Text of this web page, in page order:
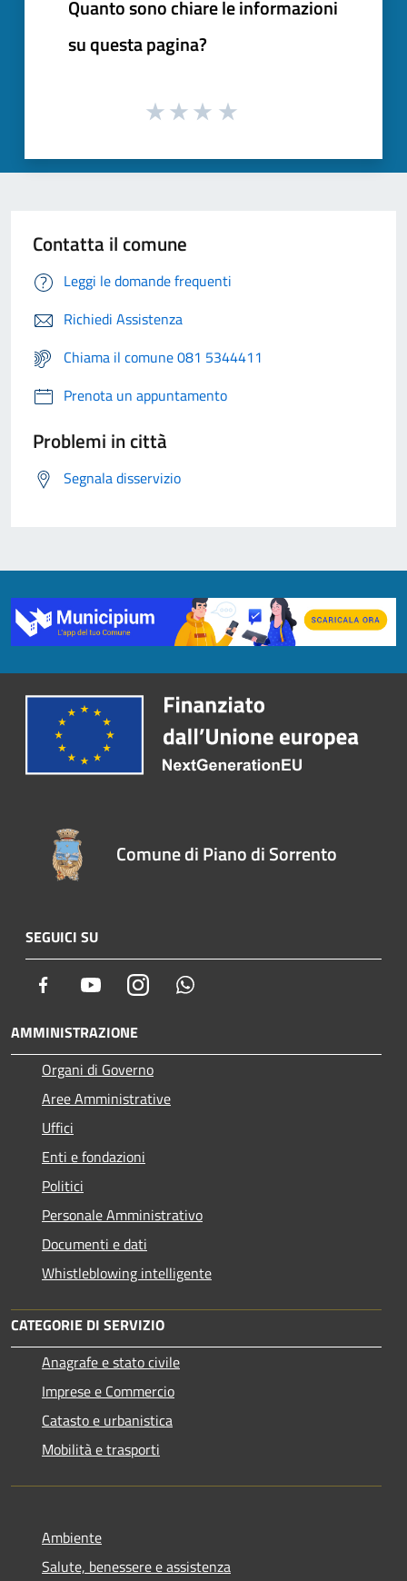
Quanto sono chiare le informazioni
su questa pagina?
Contatta il comune
Leggi le domande frequenti
Richiedi Assistenza
Chiama il comune 081 5344411
Prenota un appuntamento
Problemi in città
Segnala disservizio
Comune di Piano di Sorrento
SEGUICI SU
Facebook YoutubeInstagram
AMMINISTRAZIONE
Organi di Governo
Aree Amministrative
Uffici
Enti e fondazioni
Politici
Personale Amministrativo
Documenti e dati
Whistleblowing intelligente
CATEGORIE DI SERVIZIO
Anagrafe e stato civile
Imprese e Commercio
Catasto e urbanistica
Mobilità e trasporti
Ambiente
Salute, benessere e assistenza